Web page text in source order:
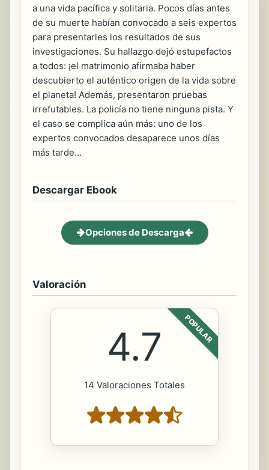
a una vida pacífica y solitaria. Pocos días antes
de su muerte habían convocado a seis expertos
para presentarles los resultados de sus
investigaciones. Su hallazgo dejó estupefactos
a todos: ¡el matrimonio afirmaba haber
descubierto el auténtico origen de la vida sobre
el planeta! Además, presentaron pruebas
irrefutables. La policía no tiene ninguna pista. Y
el caso se complica aún más: uno de los
expertos convocados desaparece unos días
más tarde...
Descargar Ebook
Opciones de Descarga
Valoración
POPULAR
4.7
14 Valoraciones Totales